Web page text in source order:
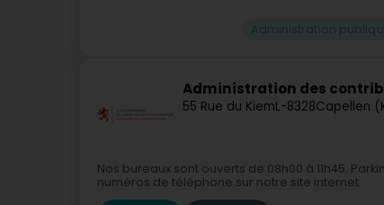
Administration des
55 Rue du KiemL-8328Capellen
Nos bureaux sont ouverts de 08h00 à 11h45.
numéros de téléphone sur notre site internet.